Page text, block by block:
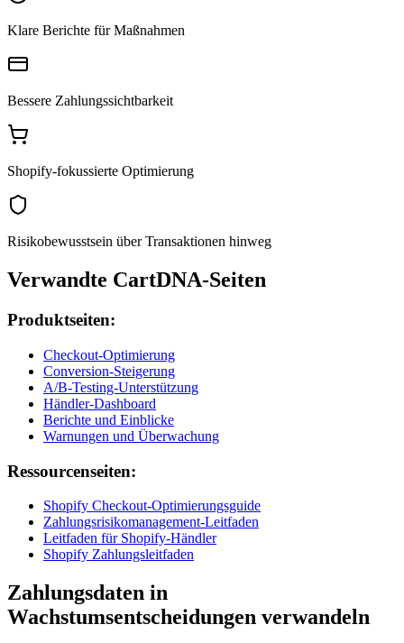
Klare Berichte für Maßnahmen
Bessere Zahlungssichtbarkeit
Shopify-fokussierte Optimierung
Risikobewusstsein über Transaktionen hinweg
Verwandte CartDNA-Seiten
Produktseiten:
Checkout-Optimierung
Conversion-Steigerung
A/B-Testing-Unterstützung
Händler-Dashboard
Berichte und Einblicke
Warnungen und Überwachung
Ressourcenseiten:
Shopify Checkout-Optimierungsguide
Zahlungsrisikomanagement-Leitfaden
Leitfaden für Shopify-Händler
Shopify Zahlungsleitfaden
Zahlungsdaten in
Wachstumsentscheidungen verwandeln